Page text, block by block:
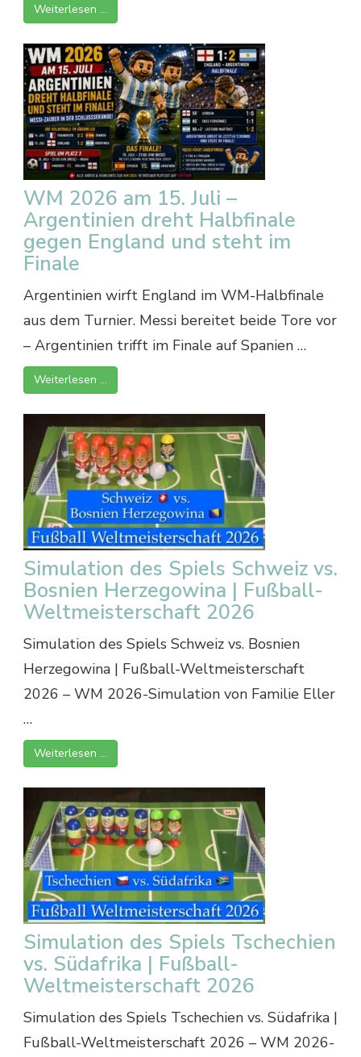
Weiterlesen …
WM 2026 am 15. Juli –
Argentinien dreht Halbfinale
gegen England und steht im
Finale
Argentinien wirft England im WM-Halbfinale
aus dem Turnier. Messi bereitet beide Tore vor
– Argentinien trifft im Finale auf Spanien …
Weiterlesen …
Simulation des Spiels Schweiz vs.
Bosnien Herzegowina | Fußball-
Weltmeisterschaft 2026
Simulation des Spiels Schweiz vs. Bosnien
Herzegowina | Fußball-Weltmeisterschaft
2026 – WM 2026-Simulation von Familie Eller
…
Weiterlesen …
Simulation des Spiels Tschechien
vs. Südafrika | Fußball-
Weltmeisterschaft 2026
Simulation des Spiels Tschechien vs. Südafrika |
Fußball-Weltmeisterschaft 2026 – WM 2026-